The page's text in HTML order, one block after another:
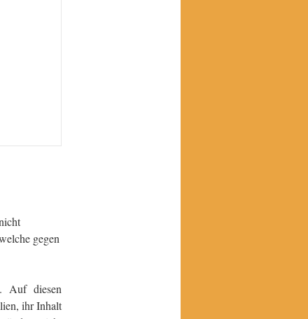
gegen
Auf diesen
ihr Inhalt